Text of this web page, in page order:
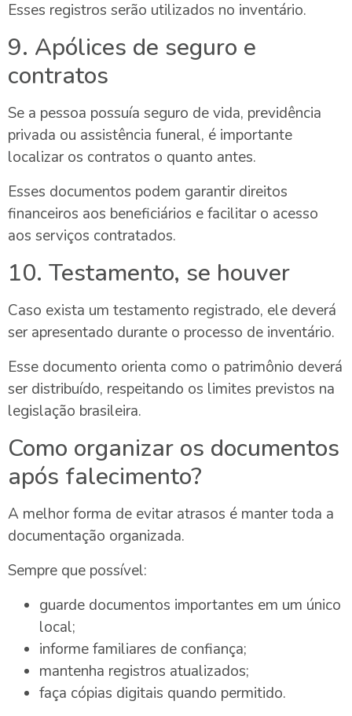
Esses registros serão utilizados no inventário.
9. Apólices de seguro e
contratos
Se a pessoa possuía seguro de vida, previdência
privada ou assistência funeral, é importante
localizar os contratos o quanto antes.
Esses documentos podem garantir direitos
financeiros aos beneficiários e facilitar o acesso
aos serviços contratados.
10. Testamento, se houver
Caso exista um testamento registrado, ele deverá
ser apresentado durante o processo de inventário.
Esse documento orienta como o patrimônio deverá
ser distribuído, respeitando os limites previstos na
legislação brasileira.
Como organizar os documentos
após falecimento?
A melhor forma de evitar atrasos é manter toda a
documentação organizada.
Sempre que possível:
guarde documentos importantes em um único
local;
informe familiares de confiança;
mantenha registros atualizados;
faça cópias digitais quando permitido.